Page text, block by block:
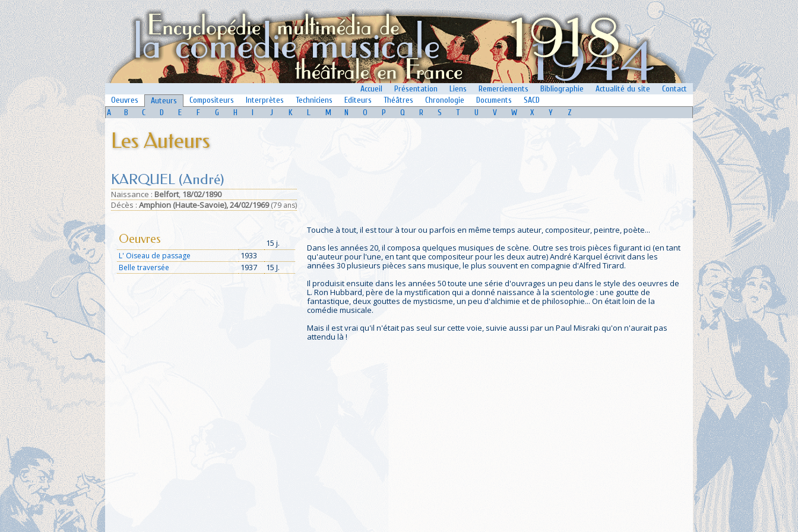
Accueil Présentation Liens Remerciements Bibliographie Actualité du site
Contact
Oeuvres
Auteurs Compositeurs Interprètes Techniciens Editeurs Théâtres Chronologie Documents
SACD
A
B C D E F G H I J K L M N O P Q R S T U V W X Y Z
Les Auteurs
KARQUEL (André)
Naissance : Belfort, 18/02/1890
Décès : Amphion (Haute-Savoie),24/02/1969(79 ans)
Oeuvres 15 j.
L' Oiseau de passage 1933
Belle traversée 1937 15 J.
Touche à tout, il est tour à tour ou parfois en même temps auteur, compositeur, peintre, poète...
Dans les années 20, il composa quelques musiques de scène. Outre ses trois pièces figurant ici (en tant
qu'auteur pour l'une, en tant que compositeur pour les deux autre) André Karquel écrivit dans les
années 30 plusieurs pièces sans musique, le plus souvent en compagnie d'Alfred Tirard.
Il produisit ensuite dans les années 50 toute une série d'ouvrages un peu dans le style des oeuvres de
L. Ron Hubbard, père de la mystification qui a donné naissance à la scientologie : une goutte de
fantastique, deux gouttes de mysticisme, un peu d'alchimie et de philosophie... On était loin de la
comédie musicale.
Mais il est vrai qu'il n'était pas seul sur cette voie, suivie aussi par un Paul Misraki qu'on n'aurait pas
attendu là !